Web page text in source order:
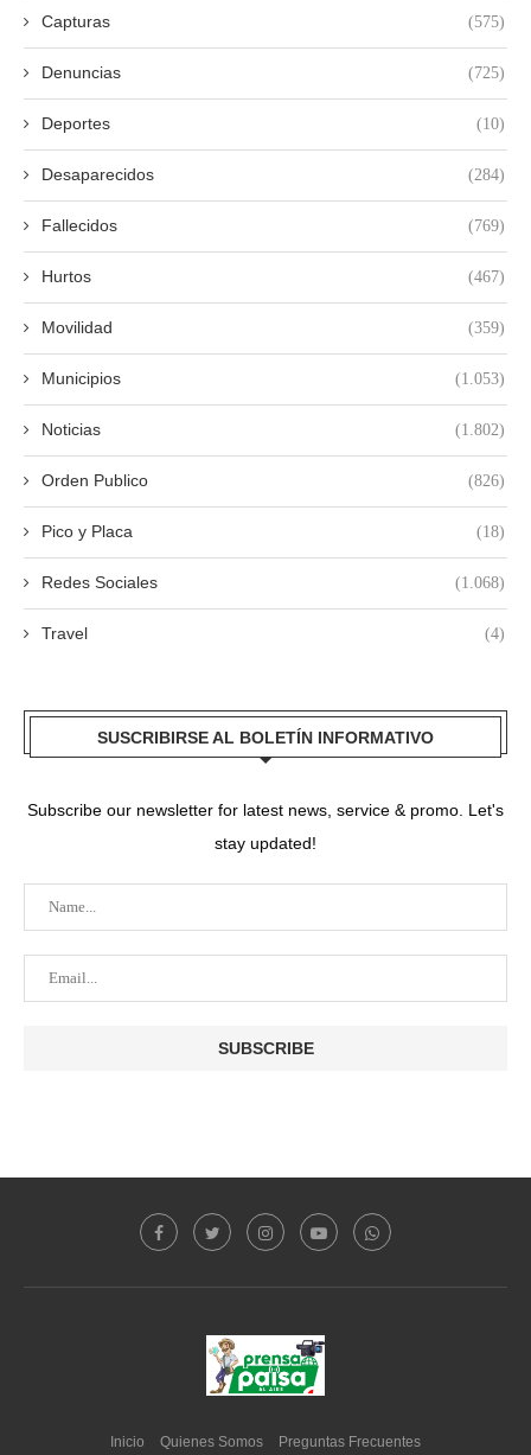
Capturas (575)
Denuncias (725)
Deportes (10)
Desaparecidos (284)
Fallecidos (769)
Hurtos (467)
Movilidad (359)
Municipios (1.053)
Noticias (1.802)
Orden Publico (826)
Pico y Placa (18)
Redes Sociales (1.068)
Travel (4)
SUSCRIBIRSE AL BOLETÍN INFORMATIVO
Subscribe our newsletter for latest news, service & promo. Let's
stay updated!
Inicio Quienes Somos Preguntas Frecuentes